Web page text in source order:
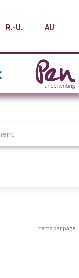
R.-U. AU
Items par page